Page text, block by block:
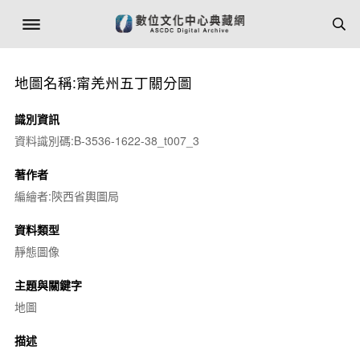
地圖名稱:甯羌州五丁關分圖
識別資訊
資料識別碼:B-3536-1622-38_t007_3
著作者
編繪者:陝西省輿圖局
資料類型
靜態圖像
主題與關鍵字
地圖
描述